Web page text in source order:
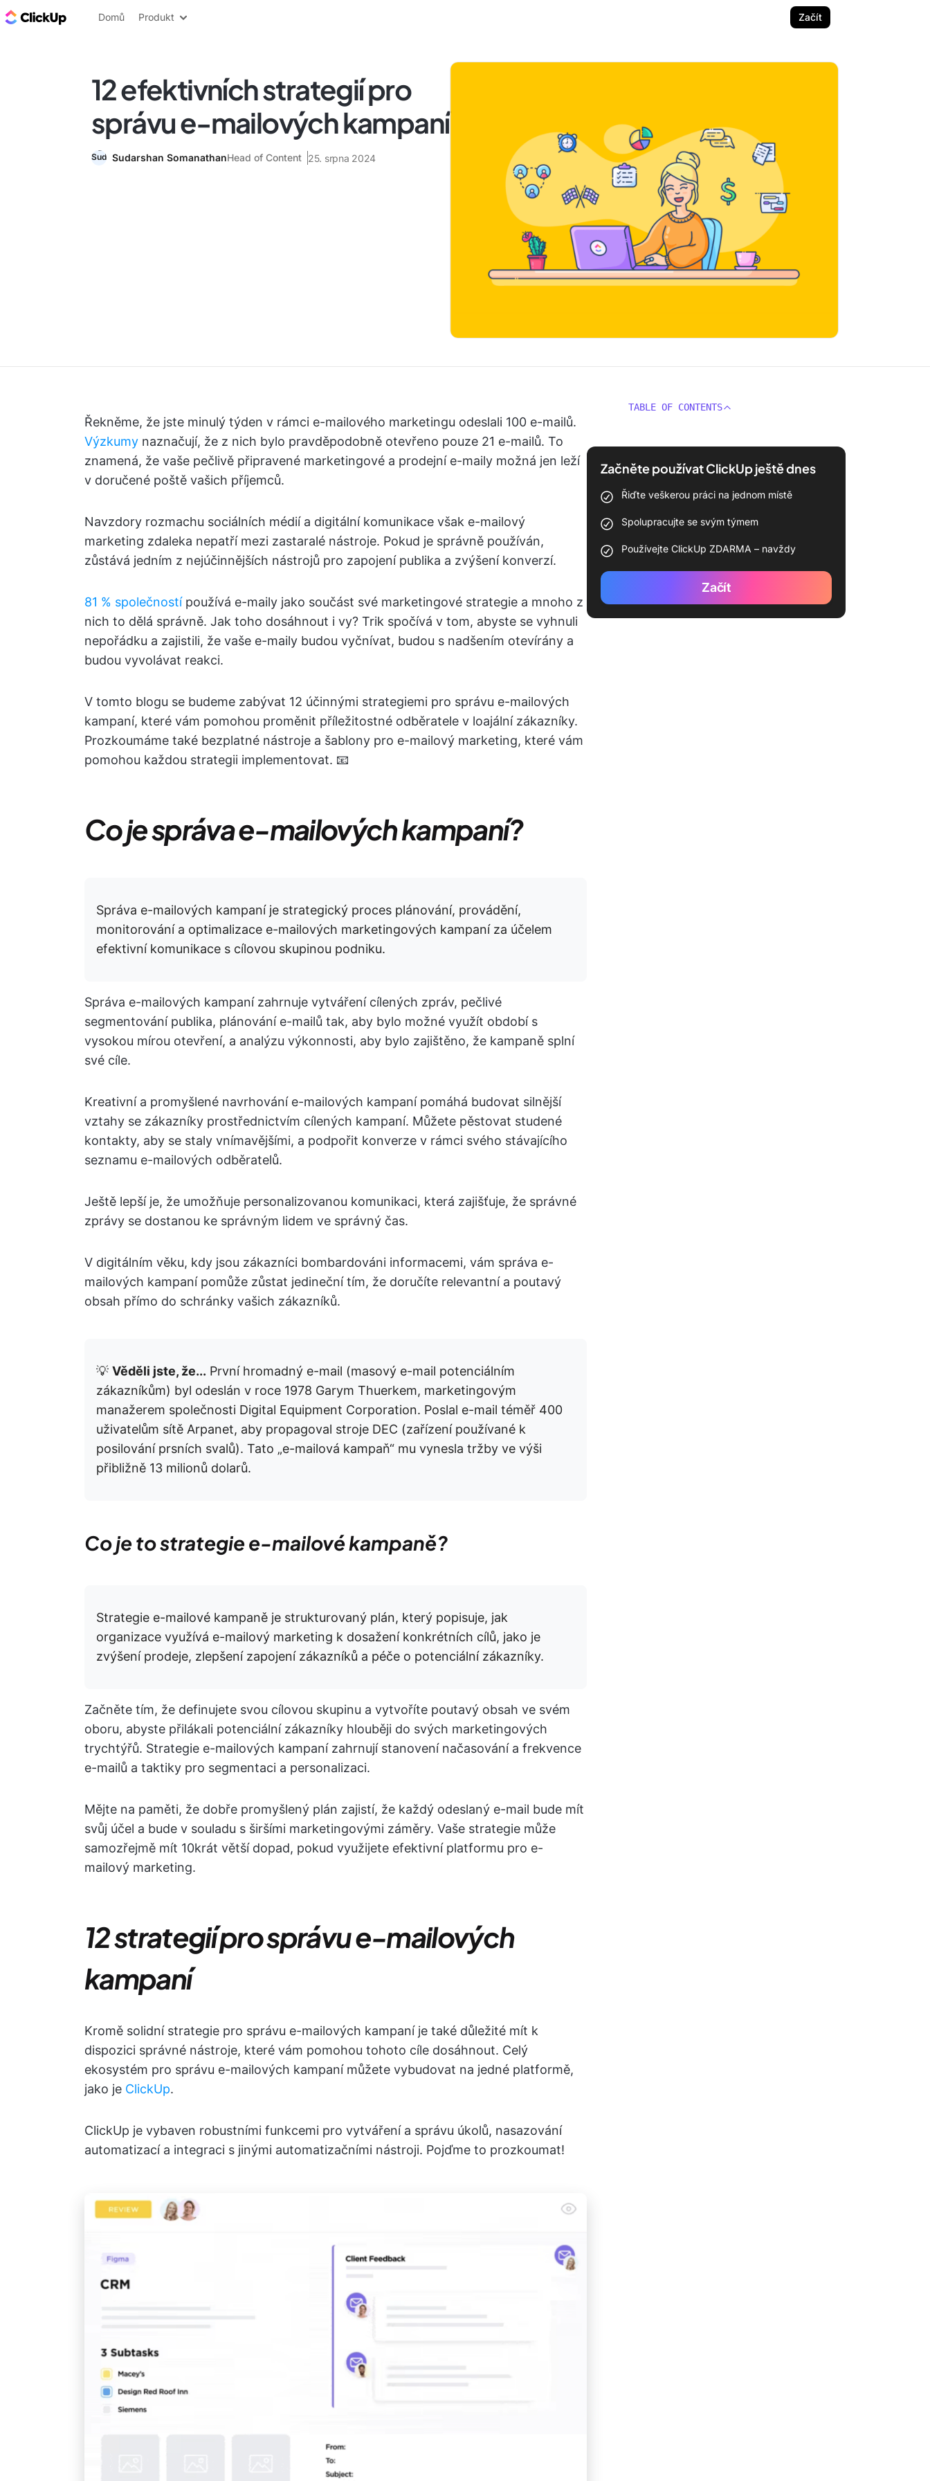
ClickUp blog
Domů Produkt Začít
12 efektivních strategií pro
správu e-mailových kampaní
Sudarshan SomanathanHead of Content 25. srpna 2024
Řekněme, že jste minulý týden v rámci e-mailového marketingu odeslali 100 e-mailů.
Výzkumy naznačují, že z nich bylo pravděpodobně otevřeno pouze 21 e-mailů. To
znamená, že vaše pečlivě připravené marketingové a prodejní e-maily možná jen leží
v doručené poště vašich příjemců.
Navzdory rozmachu sociálních médií a digitální komunikace však e-mailový
marketing zdaleka nepatří mezi zastaralé nástroje. Pokud je správně používán,
zůstává jedním z nejúčinnějších nástrojů pro zapojení publika a zvýšení konverzí.
81 % společnostípoužívá e-maily jako součást své marketingové strategie a mnoho z
nich to dělá správně. Jak toho dosáhnout i vy? Trik spočívá v tom, abyste se vyhnuli
nepořádku a zajistili, že vaše e-maily budou vyčnívat, budou s nadšením otevírány a
budou vyvolávat reakci.
V tomto blogu se budeme zabývat 12 účinnými strategiemi pro správu e-mailových
kampaní, které vám pomohou proměnit příležitostné odběratele v loajální zákazníky.
Prozkoumáme také bezplatné nástroje a šablony pro e-mailový marketing, které vám
pomohou každou strategii implementovat. 📧
Co je správa e-mailových kampaní?
Správa e-mailových kampaní je strategický proces plánování, provádění,
monitorování a optimalizace e-mailových marketingových kampaní za účelem
efektivní komunikace s cílovou skupinou podniku.
Správa e-mailových kampaní zahrnuje vytváření cílených zpráv, pečlivé
segmentování publika, plánování e-mailů tak, aby bylo možné využít období s
vysokou mírou otevření, a analýzu výkonnosti, aby bylo zajištěno, že kampaně splní
své cíle.
Kreativní a promyšlené navrhování e-mailových kampaní pomáhá budovat silnější
vztahy se zákazníky prostřednictvím cílených kampaní. Můžete pěstovat studené
kontakty, aby se staly vnímavějšími, a podpořit konverze v rámci svého stávajícího
seznamu e-mailových odběratelů.
Ještě lepší je, že umožňuje personalizovanou komunikaci, která zajišťuje, že správné
zprávy se dostanou ke správným lidem ve správný čas.
V digitálním věku, kdy jsou zákazníci bombardováni informacemi, vám správa e-
mailových kampaní pomůže zůstat jedineční tím, že doručíte relevantní a poutavý
obsah přímo do schránky vašich zákazníků.
💡 Věděli jste, že... První hromadný e-mail (masový e-mail potenciálním
zákazníkům) byl odeslán v roce 1978 Garym Thuerkem, marketingovým
manažerem společnosti Digital Equipment Corporation. Poslal e-mail téměř 400
uživatelům sítě Arpanet, aby propagoval stroje DEC (zařízení používané k
posilování prsních svalů). Tato „e-mailová kampaň“ mu vynesla tržby ve výši
přibližně 13 milionů dolarů.
Co je to strategie e-mailové kampaně?
Strategie e-mailové kampaně je strukturovaný plán, který popisuje, jak
organizace využívá e-mailový marketing k dosažení konkrétních cílů, jako je
zvýšení prodeje, zlepšení zapojení zákazníků a péče o potenciální zákazníky.
Začněte tím, že definujete svou cílovou skupinu a vytvoříte poutavý obsah ve svém
oboru, abyste přilákali potenciální zákazníky hlouběji do svých marketingových
trychtýřů. Strategie e-mailových kampaní zahrnují stanovení načasování a frekvence
e-mailů a taktiky pro segmentaci a personalizaci.
Mějte na paměti, že dobře promyšlený plán zajistí, že každý odeslaný e-mail bude mít
svůj účel a bude v souladu s širšími marketingovými záměry. Vaše strategie může
samozřejmě mít 10krát větší dopad, pokud využijete efektivní platformu pro e-
mailový marketing.
12 strategií pro správu e-mailových
kampaní
Kromě solidní strategie pro správu e-mailových kampaní je také důležité mít k
dispozici správné nástroje, které vám pomohou tohoto cíle dosáhnout. Celý
ekosystém pro správu e-mailových kampaní můžete vybudovat na jedné platformě,
jako je ClickUp.
ClickUp je vybaven robustními funkcemi pro vytváření a správu úkolů, nasazování
automatizací a integraci s jinými automatizačními nástroji. Pojďme to prozkoumat!
TABLE OF CONTENTS
Začněte používat ClickUp ještě dnes
Řiďte veškerou práci na jednom místě
Spolupracujte se svým týmem
Používejte ClickUp ZDARMA – navždy
Začít